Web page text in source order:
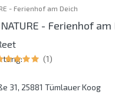
- Ferienhof am Deich
NATURE - Ferienhof am
(1)
31, 25881 Tümlauer Koog